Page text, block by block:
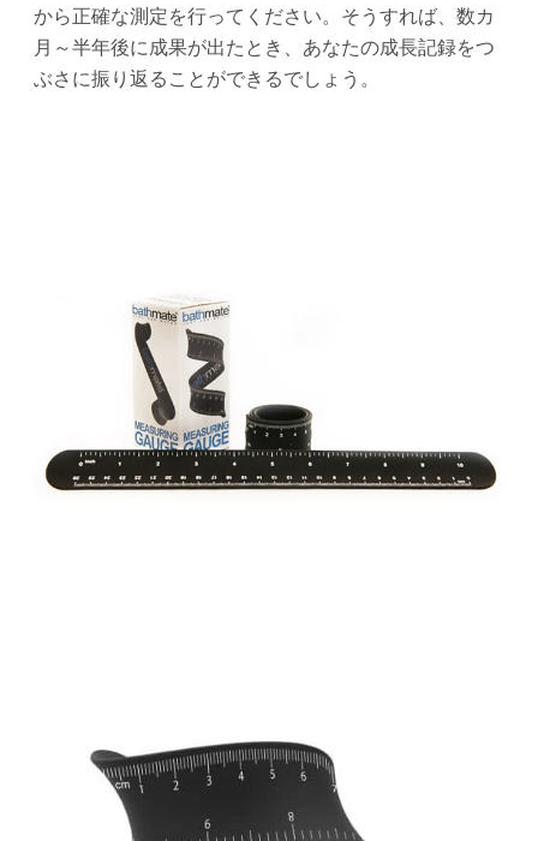
から正確な測定を行ってください。そうすれば、数カ
月～半年後に成果が出たとき、あなたの成長記録をつ
ぶさに振り返ることができるでしょう。